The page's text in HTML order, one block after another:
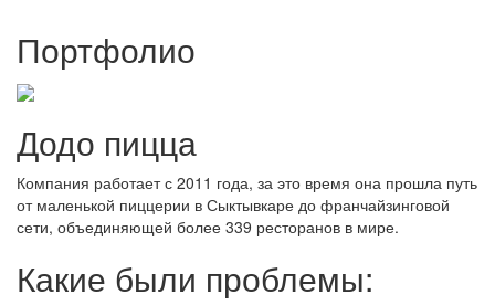
Портфолио
Додо пицца
Компания работает с 2011 года, за это время она прошла путь
от маленькой пиццерии в Сыктывкаре до франчайзинговой
сети, объединяющей более 339 ресторанов в мире.
Какие были проблемы: